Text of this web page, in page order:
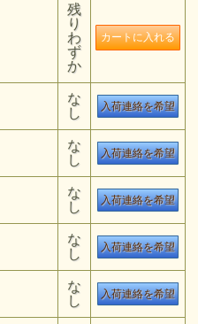
残
り
わ
ず
か
な
し
入荷連絡を希望
な
し
入荷連絡を希望
な
し
入荷連絡を希望
な
し
入荷連絡を希望
な
し
入荷連絡を希望